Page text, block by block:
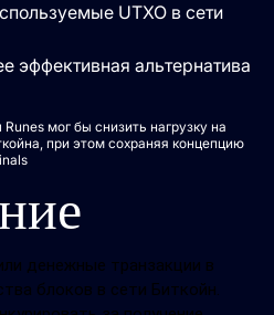
UTXO в сети
эффективная альтернатива
мог бы снизить нагрузку на
при этом сохраняя концепцию
денежные транзакции в
блоков в сети Биткойн.